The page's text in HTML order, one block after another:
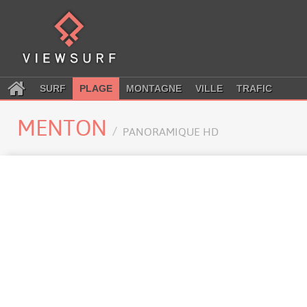
SURF PLAGE MONTAGNE VILLE TRAFIC
MENTON PANORAMIQUE HD